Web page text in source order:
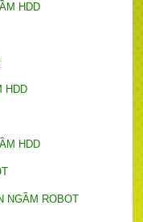
HDD
HDD
HDD
NGẦM ROBOT